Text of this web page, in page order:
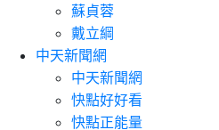
蘇貞蓉
戴立綱
中天新聞網
中天新聞網
快點好好看
快點正能量